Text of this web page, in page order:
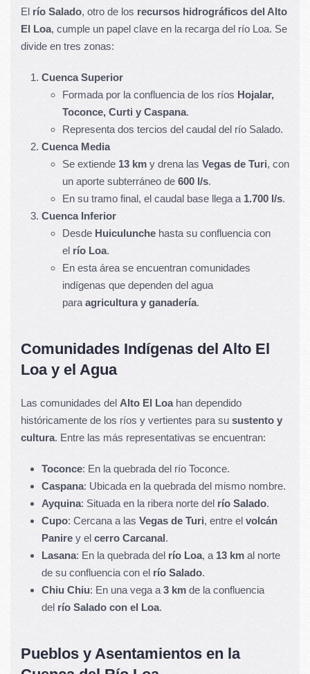
El río Salado, otro de los recursos hidrográficos del Alto
El Loa, cumple un papel clave en la recarga del río Loa. Se
divide en tres zonas:
Cuenca Superior
Formada por la confluencia de los ríos Hojalar,
Toconce, Curti y Caspana.
Representa dos tercios del caudal del río Salado.
Cuenca Media
Se extiende 13 km y drena las Vegas de Turi, con
un aporte subterráneo de 600 l/s.
En su tramo final, el caudal base llega a 1.700 l/s.
Cuenca Inferior
Desde Huiculunche hasta su confluencia con
el río Loa.
En esta área se encuentran comunidades
indígenas que dependen del agua
para agricultura y ganadería.
Comunidades Indígenas del Alto El
Loa y el Agua
Las comunidades del Alto El Loahan dependido
históricamente de los ríos y vertientes para su sustento y
cultura. Entre las más representativas se encuentran:
Toconce: En la quebrada del río Toconce.
Caspana: Ubicada en la quebrada del mismo nombre.
Ayquina: Situada en la ribera norte del río Salado.
Cupo: Cercana a las Vegas de Turi, entre el volcán
Panire y el cerro Carcanal.
Lasana: En la quebrada del río Loa, a 13 km al norte
de su confluencia con el río Salado.
Chiu Chiu: En una vega a 3 km de la confluencia
del río Salado con el Loa.
Pueblos y Asentamientos en la